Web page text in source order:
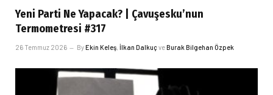
Yeni Parti Ne Yapacak? | Çavuşesku’nun
Termometresi #317
26 Temmuz 2026 ByEkin Keleş, İlkan DalkuçveBurak Bilgehan Özpek